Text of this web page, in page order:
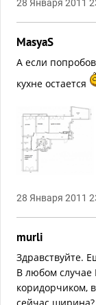
28 Января 2011
MasyaS
А если
кухне остается
28 Января 2011
murli
Здравствуйте.
В любом случае
коридорчиком,
сейчас